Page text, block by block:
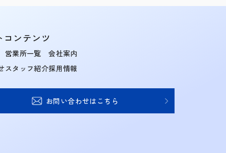
コンテンツ
営業所一覧
スタッフ紹介
会社案内
採用情報
お問い合わせはこちら